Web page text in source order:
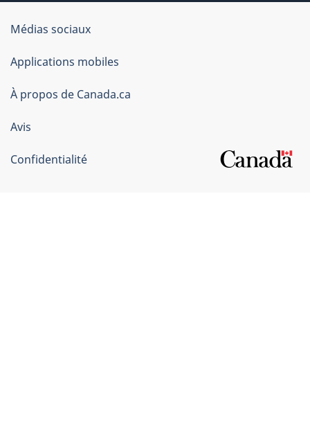
Organisation
du
gouvernement
du
Canada
Médias sociaux
Applications mobiles
À propos de Canada.ca
Avis
Confidentialité